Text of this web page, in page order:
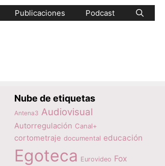
Publicaciones Podcast
Nube de etiquetas
Antena3 Audiovisual
Autorregulación Canal+
cortometraje documental educación
Egoteca Eurovideo Fox